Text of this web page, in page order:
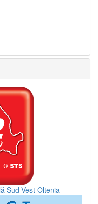
Sud-Vest Oltenia